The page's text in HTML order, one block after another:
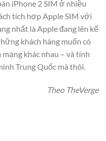
iPhone 2 SIM ở nhiều
tích hợp Apple SIM với
nhất là Apple đang lên kế
khách hàng muốn có
khác nhau – và tính
Trung Quốc mà thôi.
Theo TheVerge